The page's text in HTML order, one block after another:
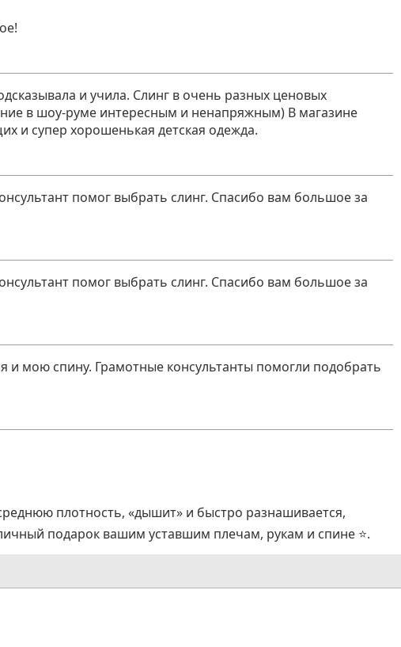
и учила. Слинг в очень разных ценовых
в шоу-руме интересным и ненапряжным) В магазине
и супер хорошенькая детская одежда.
помог выбрать слинг. Спасибо вам большое за
помог выбрать слинг. Спасибо вам большое за
и мою спину. Грамотные консультанты помогли подобрать
плотность, «дышит» и быстро разнашивается,
подарок вашим уставшим плечам, рукам и спине ⭐.